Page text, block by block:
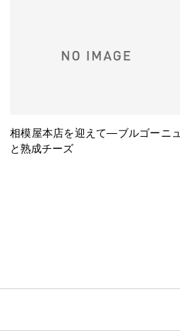
相模屋本店を迎えて―ブルゴーニュ
と熟成チーズ